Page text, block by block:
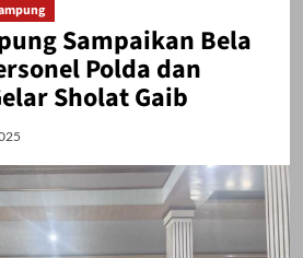
Sampaikan Bela
Polda dan
Sholat Gaib